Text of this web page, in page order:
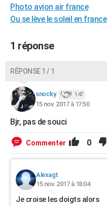
Carte de Noël
Carte Bonne année
Carte Saint-Valentin
Carte Pâques
Carte d'anniversaire
DICTIONNAIRE
COPAINS D'AVANT
S'inscrire
Se connecter
Lycées
Collèges
Primaires
Universités
Entreprises
Service militaire
Avis de recherche
AVIS DE DÉCÈS
FORUM
Bricolage
Lifestyle
Culture
Sport
Auto
Television
Voyage
Cinema
Photo avion air france
Ou se lève le soleil en france
1 réponse
RÉPONSE 1 / 1
snocky. 147
15 nov. 2017 à 17:50
Bjr, pas de souci
Commenter 0
Alexagt
15 nov. 2017 à 18:04
Je croise les doigts alors